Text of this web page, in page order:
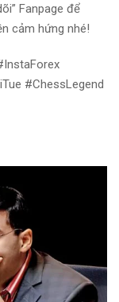
Fanpage để
cảm hứng nhé!
#ChessLegend